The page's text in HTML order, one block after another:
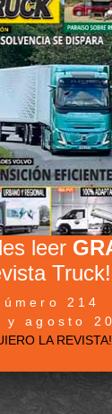
leer
Truck!
214
y agosto
LA REVISTA!